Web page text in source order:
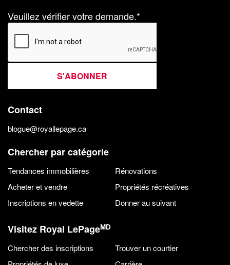
Veuillez vérifier votre demande.*
S'ABONNER
Contact
blogue@royallepage.ca
Chercher par catégorie
Tendances immobilières
Rénovations
Acheter et vendre
Propriétés récréatives
Inscriptions en vedette
Donner au suivant
Visitez Royal LePageMD
Chercher des inscriptions
Trouver un courtier